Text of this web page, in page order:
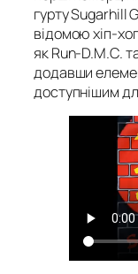
гурту Sugarhill
відомою хіп-
як Run-D.M.C.
додавши
доступнішим